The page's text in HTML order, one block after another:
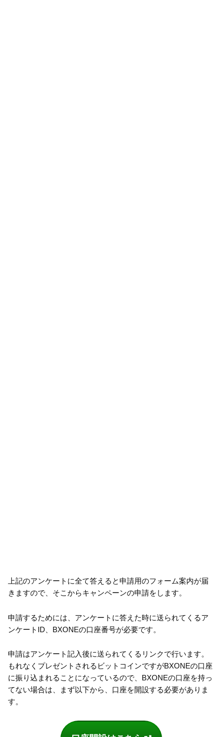
上記のアンケートに全て答えると申請用のフォーム案内が届
きますので、そこからキャンペーンの申請をします。
申請するためには、アンケートに答えた時に送られてくるア
ンケートID、BXONEの口座番号が必要です。
申請はアンケート記入後に送られてくるリンクで行います。
もれなくプレゼントされるビットコインですがBXONEの口座
に振り込まれることになっているので、BXONEの口座を持っ
てない場合は、まず以下から、口座を開設する必要がありま
す。